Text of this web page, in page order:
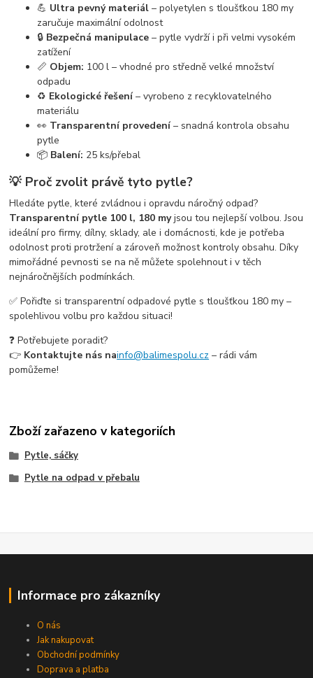
💪 Ultra pevný materiál – polyetylen s tloušťkou 180 my
zaručuje maximální odolnost
🔒 Bezpečná manipulace – pytle vydrží i při velmi vysokém
zatížení
📏 Objem: 100 l – vhodné pro středně velké množství
odpadu
♻️ Ekologické řešení– vyrobeno z recyklovatelného
materiálu
👀 Transparentní provedení– snadná kontrola obsahu
pytle
📦 Balení: 25 ks/přebal
💡 Proč zvolit právě tyto pytle?
Hledáte pytle, které zvládnou i opravdu náročný odpad?
Transparentní pytle 100 l, 180 myjsou tou nejlepší volbou. Jsou
ideální pro firmy, dílny, sklady, ale i domácnosti, kde je potřeba
odolnost proti protržení a zároveň možnost kontroly obsahu. Díky
mimořádné pevnosti se na ně můžete spolehnout i v těch
nejnáročnějších podmínkách.
✅ Pořiďte si transparentní odpadové pytle s tloušťkou 180 my –
spolehlivou volbu pro každou situaci!
❓ Potřebujete poradit?
👉 Kontaktujte nás nainfo@balimespolu.cz – rádi vám
pomůžeme!
Zboží zařazeno v kategoriích
Pytle, sáčky
Pytle na odpad v přebalu
Informace pro zákazníky
O nás
Jak nakupovat
Obchodní podmínky
Doprava a platba